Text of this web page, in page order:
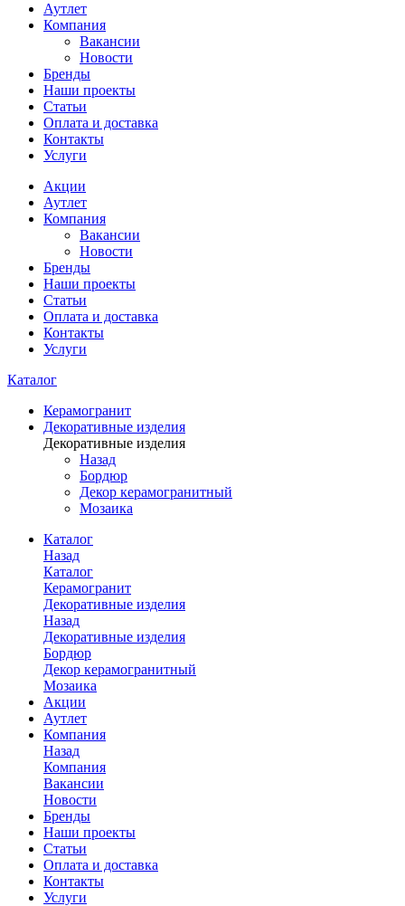
Аутлет
Компания
Вакансии
Новости
Бренды
Наши проекты
Статьи
Оплата и доставка
Контакты
Услуги
Акции
Аутлет
Компания
Вакансии
Новости
Бренды
Наши проекты
Статьи
Оплата и доставка
Контакты
Услуги
Каталог
Керамогранит
Декоративные изделия
Декоративные изделия
Назад
Бордюр
Декор керамогранитный
Мозаика
Каталог
Назад
Каталог
Керамогранит
Декоративные изделия
Назад
Декоративные изделия
Бордюр
Декор керамогранитный
Мозаика
Акции
Аутлет
Компания
Назад
Компания
Вакансии
Новости
Бренды
Наши проекты
Статьи
Оплата и доставка
Контакты
Услуги